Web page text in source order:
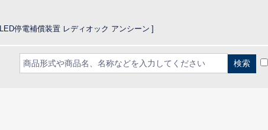
LED停電補償装置 レディオック アンシーン